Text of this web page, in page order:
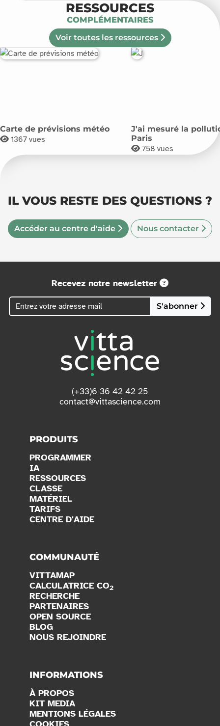
RESSOURCES
COMPLÉMENTAIRES
Voir toutes les ressources
Carte de prévisions météo
1367 vues
J'ai mesuré la
Paris
758 vues
IL VOUS RESTE DES QUESTIONS ?
Accéder au centre d'aide Nous contacter
Recevez notre newsletter
S'abonner
(+33)6 36 42 42 25
contact@vittascience.com
PRODUITS
PROGRAMMER
IA
RESSOURCES
CLASSE
MATÉRIEL
TARIFS
CENTRE D'AIDE
COMMUNAUTÉ
VITTAMAP
CALCULATRICE CO2
RECHERCHE
PARTENAIRES
OPEN SOURCE
BLOG
NOUS REJOINDRE
INFORMATIONS
À PROPOS
KIT MEDIA
MENTIONS LÉGALES